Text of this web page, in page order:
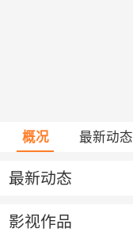
概况 最新动态
最新动态
影视作品